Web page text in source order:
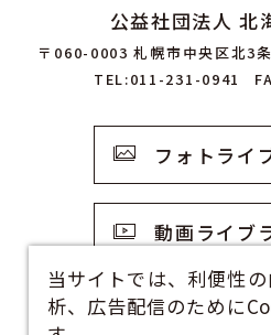
公益社団法人 北
〒060-0003 札幌市中央区北3
TEL:011-231-0941
フォトライ
動画ライブ
観光資料
当サイトでは、利便性
析、広告配信のために